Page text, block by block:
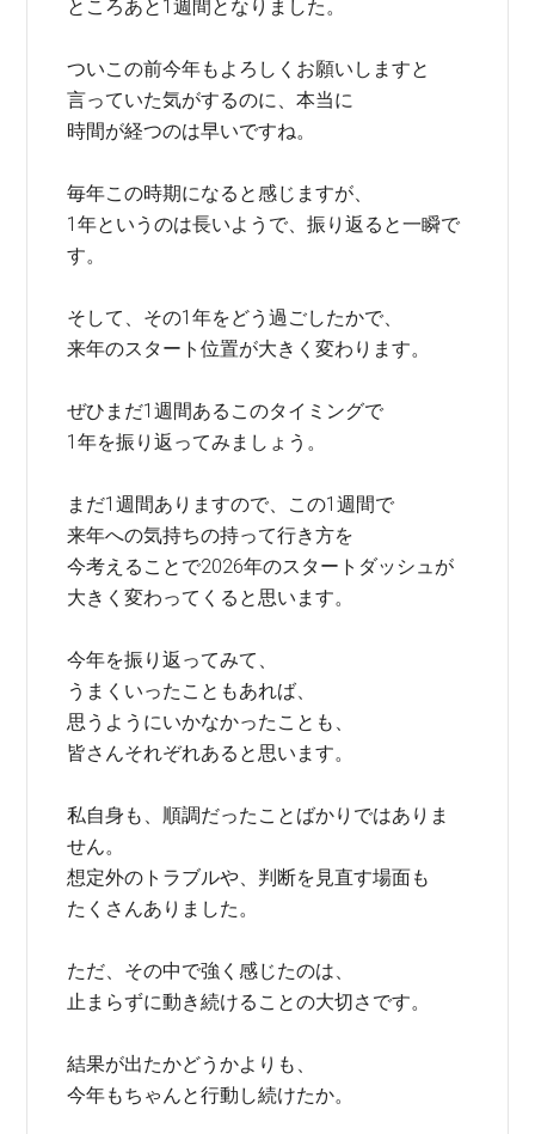
ところあと1週間となりました。
ついこの前今年もよろしくお願いしますと
言っていた気がするのに、本当に
時間が経つのは早いですね。
毎年この時期になると感じますが、
1年というのは長いようで、振り返ると一瞬で
す。
そして、その1年をどう過ごしたかで、
来年のスタート位置が大きく変わります。
ぜひまだ1週間あるこのタイミングで
1年を振り返ってみましょう。
まだ1週間ありますので、この1週間で
来年への気持ちの持って行き方を
今考えることで2026年のスタートダッシュが
大きく変わってくると思います。
今年を振り返ってみて、
うまくいったこともあれば、
思うようにいかなかったことも、
皆さんそれぞれあると思います。
私自身も、順調だったことばかりではありま
せん。
想定外のトラブルや、判断を見直す場面も
たくさんありました。
ただ、その中で強く感じたのは、
止まらずに動き続けることの大切さです。
結果が出たかどうかよりも、
今年もちゃんと行動し続けたか。